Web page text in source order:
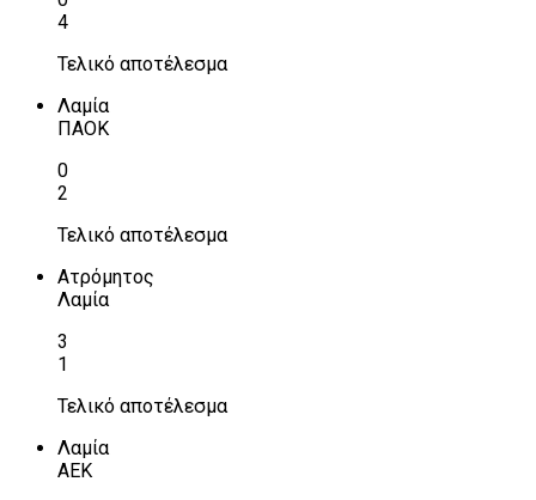
4
Τελικό αποτέλεσμα
Λαμία
ΠΑΟΚ
0
2
Τελικό αποτέλεσμα
Ατρόμητος
Λαμία
3
1
Τελικό αποτέλεσμα
Λαμία
ΑΕΚ